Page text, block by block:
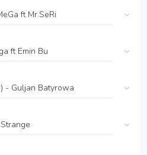
ft Mr.SeRi
ft Emin Bu
- Guljan Batyrowa